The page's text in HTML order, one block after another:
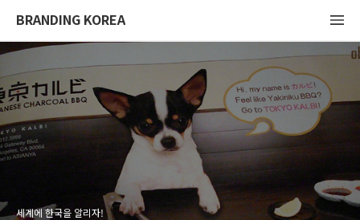
BRANDING KOREA
세계에 한국을 알리자!